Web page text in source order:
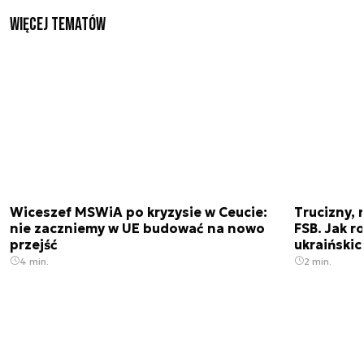
Więcej tematów
Wiceszef MSWiA po kryzysie w Ceucie:
nie zaczniemy w UE budować na nowo
przejść
4 min.
Trucizny,
FSB. Jak
2 min.